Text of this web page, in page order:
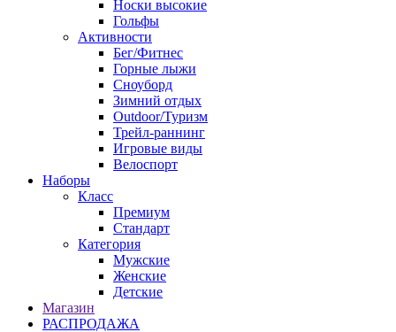
Носки высокие
Гольфы
Активности
Бег/Фитнес
Горные лыжи
Сноуборд
Зимний отдых
Outdoor/Туризм
Трейл-раннинг
Игровые виды
Велоспорт
Наборы
Класс
Премиум
Стандарт
Категория
Мужские
Женские
Детские
Магазин
РАСПРОДАЖА